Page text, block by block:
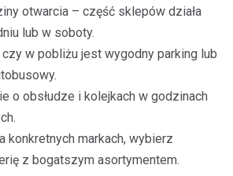
otwarcia – część sklepów działa
lub w soboty.
czy w pobliżu jest wygodny parking lub
o obsłudze i kolejkach w godzinach
konkretnych markach, wybierz
z bogatszym asortymentem.